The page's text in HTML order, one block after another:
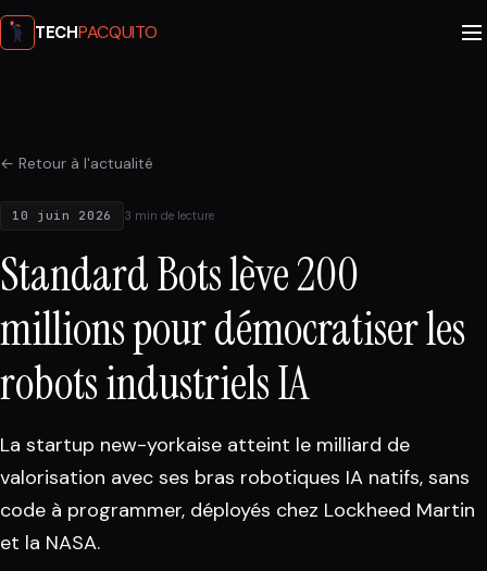
TECHPACQUITO
← Retour à l'actualité
10 juin 2026 3 min de lecture
Standard Bots lève 200
millions pour démocratiser les
robots industriels IA
La startup new-yorkaise atteint le milliard de
valorisation avec ses bras robotiques IA natifs, sans
code à programmer, déployés chez Lockheed Martin
et la NASA.